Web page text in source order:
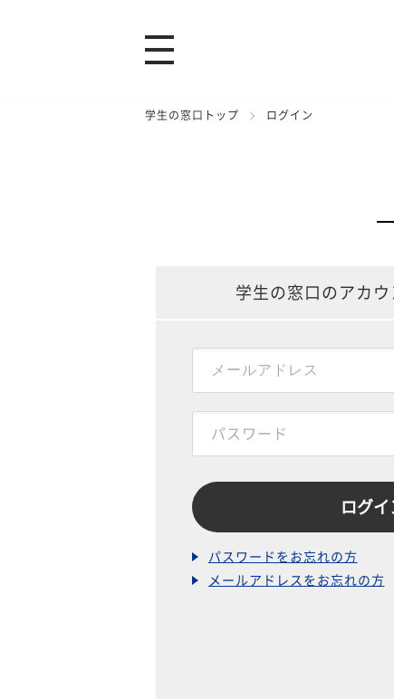
学生の窓口トップ ログイン
学生の窓口のアカ
パスワードをお忘れの方
メールアドレスをお忘れの方